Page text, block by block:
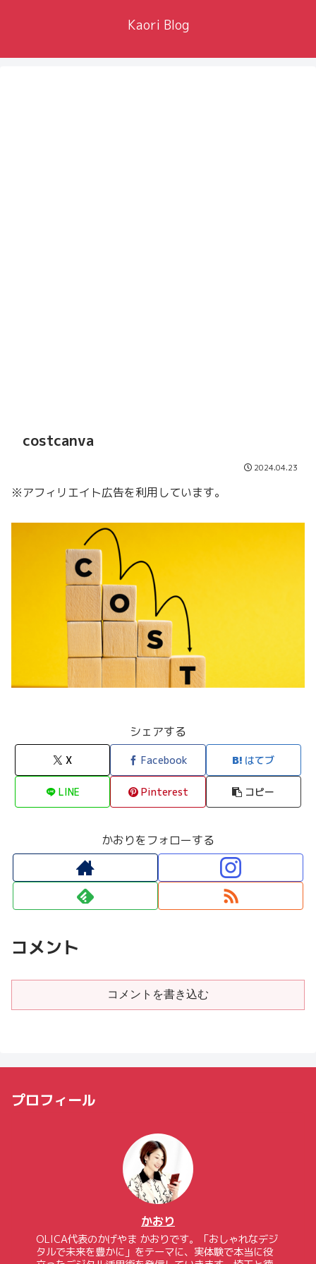
Kaori Blog
costcanva
2024.04.23
※アフィリエイト広告を利用しています。
シェアする
X Facebook はてブ
LINE Pinterest コピー
かおりをフォローする
コメント
コメントを書き込む
プロフィール
かおり
OLICA代表のかげやま かおりです。「おしゃれなデジ
タルで未来を豊かに」をテーマに、実体験で本当に役